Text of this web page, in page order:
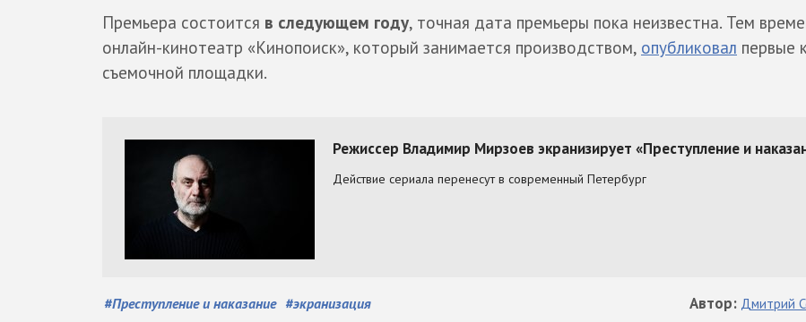
Премьера состоится в следующем году, точная дата премьеры пока неизвестна. Тем
онлайн-кинотеатр «Кинопоиск», который занимается производством, опубликовал первые
съемочной площадки.
#Преступление и наказание #экранизация Автор: Дмитрий